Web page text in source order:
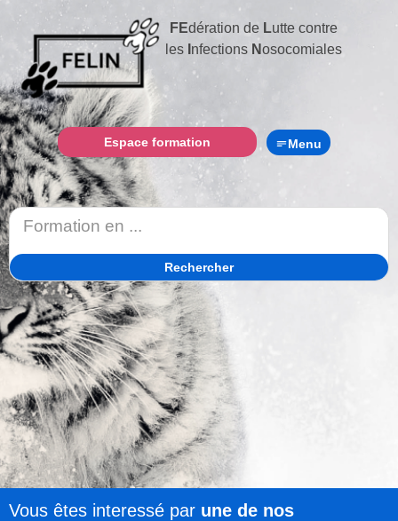
FEdération de Lutte contre
les nfections Nosocomiales
Espace formation Menu
Rechercher
Vous êtes interessé par une de nos